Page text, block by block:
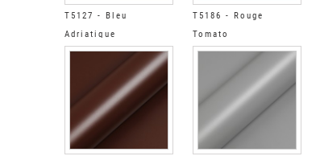
T5127 - Bleu
Adriatique
T5186 - Rouge
Tomato